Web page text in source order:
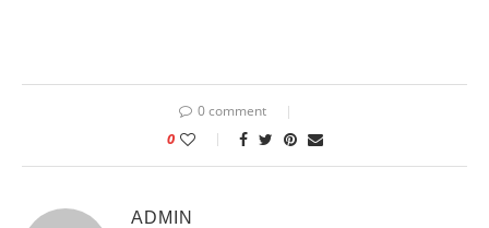
0 comment
0
ADMIN